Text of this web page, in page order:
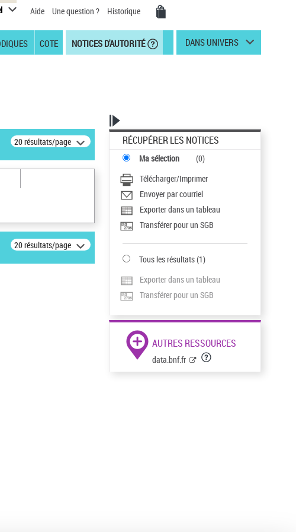
Aide Une question ? Historique
COTE NOTICES D'AUTORITÉ DANS UNIVERS
20 résultats/page
20 résultats/page
RÉCUPÉRER LES NOTICES
Ma sélection (0)
Télécharger/Imprimer
Envoyer par courriel
Exporter dans un tableau
Transférer pour un SGB
Tous les résultats(1)
Exporter dans un tableau
Transférer pour un SGB
AUTRES RESSOURCES
data.bnf.fr